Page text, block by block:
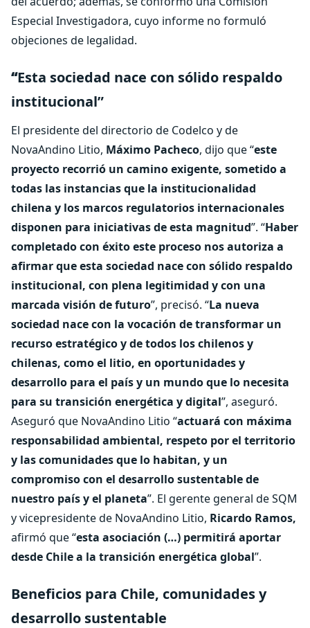
Especial Investigadora, cuyo informe no formuló
objeciones de legalidad.
“Esta sociedad nace con sólido respaldo
institucional”
El presidente del directorio de Codelco y de
NovaAndino Litio, Máximo Pacheco, dijo que “este
proyecto recorrió un camino exigente, sometido a
todas las instancias que la institucionalidad
chilena y los marcos regulatorios internacionales
disponen para iniciativas de esta magnitud”. “Haber
completado con éxito este proceso nos autoriza a
afirmar que esta sociedad nace con sólido respaldo
institucional, con plena legitimidad y con una
marcada visión de futuro”, precisó. “La nueva
sociedad nace con la vocación de transformar un
recurso estratégico y de todos los chilenos y
chilenas, como el litio, en oportunidades y
desarrollo para el país y un mundo que lo necesita
para su transición energética y digital”, aseguró.
Aseguró que NovaAndino Litio “actuará con máxima
responsabilidad ambiental, respeto por el territorio
y las comunidades que lo habitan, y un
compromiso con el desarrollo sustentable de
nuestro país y el planeta”. El gerente general de SQM
y vicepresidente de NovaAndino Litio, Ricardo Ramos,
afirmó que “esta asociación (…) permitirá aportar
desde Chile a la transición energética global”.
Beneficios para Chile, comunidades y
desarrollo sustentable